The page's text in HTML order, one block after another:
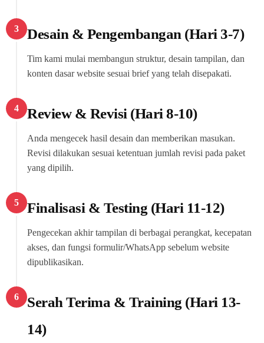
3 Desain & Pengembangan (Hari 3-7)
Tim kami mulai membangun struktur, desain tampilan, dan
konten dasar website sesuai brief yang telah disepakati.
4 Review & Revisi (Hari 8-10)
Anda mengecek hasil desain dan memberikan masukan.
Revisi dilakukan sesuai ketentuan jumlah revisi pada paket
yang dipilih.
5 Finalisasi & Testing (Hari 11-12)
Pengecekan akhir tampilan di berbagai perangkat, kecepatan
akses, dan fungsi formulir/WhatsApp sebelum website
dipublikasikan.
6
Serah Terima & Training (Hari 13-
14)